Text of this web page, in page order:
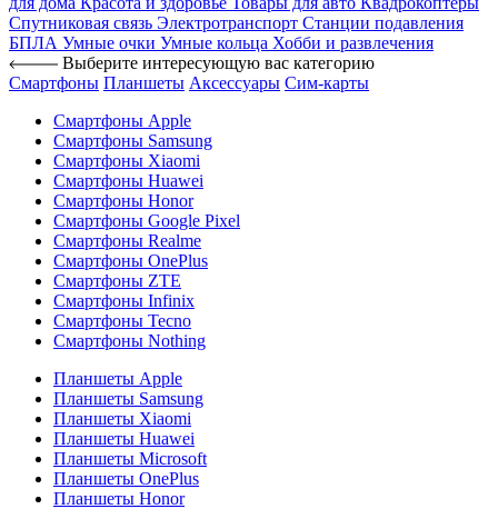
Спутниковая связь Электротранспорт Станции подавления
БПЛА Умные очки Умные кольца Хобби и развлечения
Выберите интересующую вас категорию
Смартфоны Планшеты Аксессуары Сим-карты
Смартфоны Apple
Смартфоны Samsung
Смартфоны Xiaomi
Смартфоны Huawei
Смартфоны Honor
Смартфоны Google Pixel
Смартфоны Realme
Смартфоны OnePlus
Смартфоны ZTE
Смартфоны Infinix
Смартфоны Tecno
Смартфоны Nothing
Планшеты Apple
Планшеты Samsung
Планшеты Xiaomi
Планшеты Huawei
Планшеты Microsoft
Планшеты OnePlus
Планшеты Honor